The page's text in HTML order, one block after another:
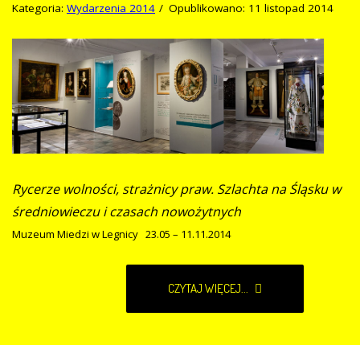
Kategoria: Wydarzenia 2014 Opublikowano: 11 listopad 2014
Rycerze wolności, strażnicy praw. Szlachta na Śląsku w
średniowieczu i czasach nowożytnych
Muzeum Miedzi w Legnicy 23.05 – 11.11.2014
CZYTAJ WIĘCEJ...